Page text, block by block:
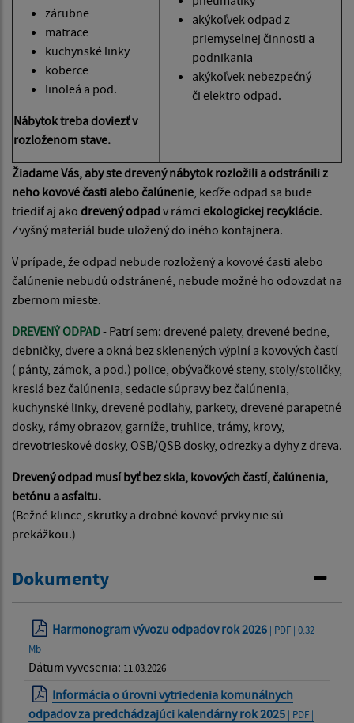
zárubne
matrace
kuchynské linky
koberce
linoleá a pod.
Nábytok treba doviezť v
rozloženom stave.
akýkoľvek odpad z
priemyselnej činnosti a
podnikania
akýkoľvek nebezpečný
či elektro odpad.
Žiadame Vás, aby ste drevený nábytok rozložili a odstránili z
neho kovové časti alebo čalúnenie , keďže odpad sa bude
triediť aj ako drevený odpadv rámci ekologickej recyklácie.
Zvyšný materiál bude uložený do iného kontajnera.
V prípade, že odpad nebude rozložený a kovové časti alebo
čalúnenie nebudú odstránené, nebude možné ho odovzdať na
zbernom mieste.
DREVENÝ ODPAD- Patrí sem: drevené palety, drevené bedne,
debničky, dvere a okná bez sklenených výplní a kovových častí
( pánty, zámok, a pod.) police, obývačkové steny, stoly/stoličky,
kreslá bez čalúnenia, sedacie súpravy bez čalúnenia,
kuchynské linky, drevené podlahy, parkety, drevené parapetné
dosky, rámy obrazov, garníže, truhlice, trámy, krovy,
drevotrieskové dosky, OSB/QSB dosky, odrezky a dyhy z dreva.
Drevený odpad musí byť bez skla, kovových častí, čalúnenia,
betónu a asfaltu.
(Bežné klince, skrutky a drobné kovové prvky nie sú
prekážkou.)
Dokumenty
Harmonogram vývozu odpadov rok 2026 | PDF | 0.32
Mb
Dátum vyvesenia: 11.03.2026
Informácia o úrovni vytriedenia komunálnych
odpadov za predchádzajúci kalendárny rok 2025 | PDF |